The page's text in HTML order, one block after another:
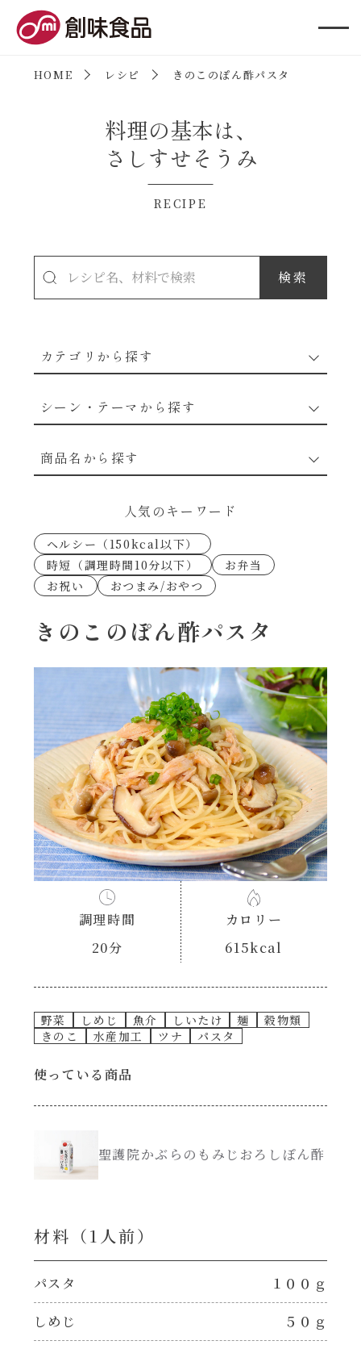
HOME レシピ きのこのぽん酢パスタ
料理の基本は、
さしすせそうみ
RECIPE
カテゴリから探す
穀物類のレシピ
シーン・テーマから探す
なんでも南蛮
考えるな、二代目で炒めろ！～○○の炒め物
朝シャン（パン派）
ヘルシー（150kcal以下）
時短（調理時間10分以下）
お弁当
おつまみ/おやつ
主菜
副菜
ごはんもの
スープ
本気中華
鍋
商品名から探す
あえるハコネーゼトマトバジル
あえるハコネーゼ高菜
あえるハコネーゼミートソース
あえるハコネーゼ明太子
あえるハコネーゼナポリタン
あえるハコネーゼジェノベーゼ
あえるハコネーゼペペロンチーノ
あえるハコネーゼたらこクリーム
シャンタンシリーズ
創味のつゆ
創味のつゆあまくち
京の和風だし
カレーだし
そうめんつゆ
人気のキーワード
ヘルシー（150kcal以下）
時短（調理時間10分以下）
お弁当
お祝い
おつまみ/おやつ
きのこのぽん酢パスタ
調理時間
20分
カロリー
615kcal
野菜 しめじ 魚介 しいたけ 麺
穀物類
きのこ
水産加工 ツナ パスタ
使っている商品
聖護院かぶらのもみじおろしぽん酢
材料（1⼈前）
パスタ １００ｇ
しめじ ５０ｇ